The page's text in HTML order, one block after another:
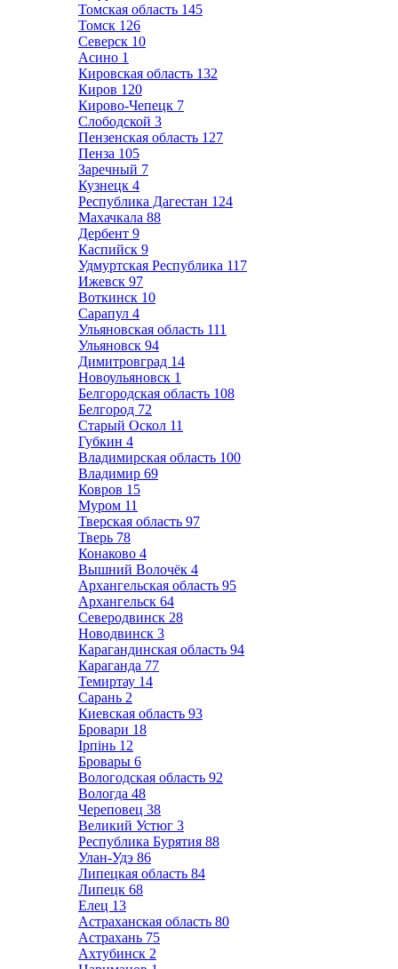
Томская область 145
Томск 126
Северск 10
Асино 1
Кировская область 132
Киров 120
Кирово-Чепецк 7
Слободской 3
Пензенская область 127
Пенза 105
Заречный 7
Кузнецк 4
Республика Дагестан 124
Махачкала 88
Дербент 9
Каспийск 9
Удмуртская Республика 117
Ижевск 97
Воткинск 10
Сарапул 4
Ульяновская область 111
Ульяновск 94
Димитровград 14
Новоульяновск 1
Белгородская область 108
Белгород 72
Старый Оскол 11
Губкин 4
Владимирская область 100
Владимир 69
Ковров 15
Муром 11
Тверская область 97
Тверь 78
Конаково 4
Вышний Волочёк 4
Архангельская область 95
Архангельск 64
Северодвинск 28
Новодвинск 3
Карагандинская область 94
Караганда 77
Темиртау 14
Сарань 2
Киевская область 93
Бровари 18
Ірпінь 12
Бровары 6
Вологодская область 92
Вологда 48
Череповец 38
Великий Устюг 3
Республика Бурятия 88
Улан-Удэ 86
Липецкая область 84
Липецк 68
Елец 13
Астраханская область 80
Астрахань 75
Ахтубинск 2